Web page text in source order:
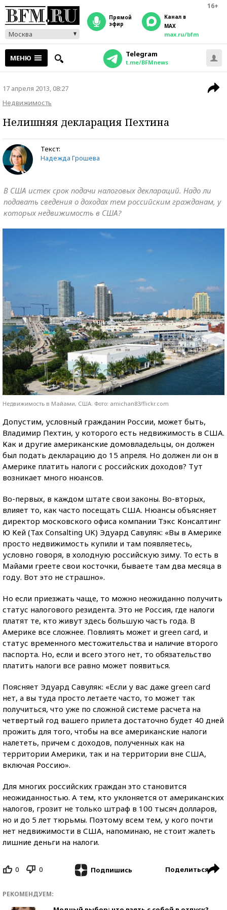
16+
Москва
прямой
эфир
Канал в
MAX
max.ru/bfm
МЕНЮ Telegram
t.me/BFMnews
17 апреля 2013, 08:27
Недвижимость
Нелишняя декларация Пехтина
Текст:
Надежда Грошева
В США истек срок подачи налоговых деклараций. Надо ли
подавать сведения о доходах тем российским гражданам, у
которых недвижимость в США?
Недвижимость в Майами, США. Фото: amichan83/flickr.com
Допустим, условный гражданин России, может быть,
Владимир Пехтин, у которого есть недвижимость в США.
Как и другие американские домовладельцы, он должен
был подать декларацию до 15 апреля. Но должен ли он в
Америке платить налоги с российских доходов? Тут
возникает много нюансов.
Во-первых, в каждом штате свои законы. Во-вторых,
влияет то, как часто посещать США. Нюансы объясняет
директор московского офиса компании Тэкс Консалтинг
Ю Кей (Tax Consalting UK) Эдуард Савуляк: «Вы в Америке
просто недвижимость купили и там появляетесь,
условно говоря, в холодную российскую зиму. То есть в
Майами греете свои косточки, бываете там два месяца в
году. Вот это не страшно».
Но если приезжать чаще, то можно неожиданно получить
статус налогового резидента. Это не Россия, где налоги
платят те, кто живут здесь большую часть года. В
Америке все сложнее. Повлиять может и green card, и
статус временного местожительства и наличие второго
паспорта. Но, если и всего этого нет, то обязательство
платить налоги все равно может появиться.
Поясняет Эдуард Савуляк: «Если у вас даже green card
нет, а вы туда просто летаете часто, то может так
получиться, что уже по сложной системе расчета на
четвертый год вашего прилета достаточно будет 40 дней
прожить для того, чтобы на все американские налоги
налететь, причем с доходов, полученных как на
территории Америки, так и на территории вне США,
включая Россию».
Для многих российских граждан это становится
неожиданностью. А тем, кто уклоняется от американских
налогов, грозит не только штраф в 100 тысяч долларов,
но и до 5 лет тюрьмы. Поэтому всем тем, у кого почти
нет недвижимости в США, напоминаю, не стоит жалеть
лишние деньги на налоги.
0 0 Подпишись Поделиться
РЕКОМЕНДУЕМ: